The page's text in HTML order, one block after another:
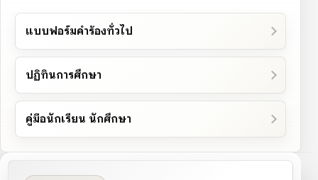
แบบฟอร์มคำร้องทั่วไป
ปฏิทินการศึกษา
คู่มือนักเรียน นักศึกษา